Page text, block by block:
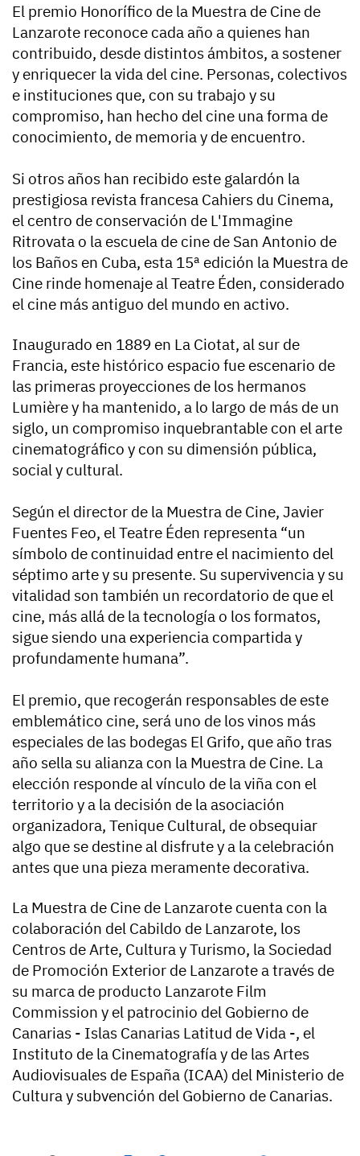
El premio Honorífico de la Muestra de Cine de
Lanzarote reconoce cada año a quienes han
contribuido, desde distintos ámbitos, a sostener
y enriquecer la vida del cine. Personas, colectivos
e instituciones que, con su trabajo y su
compromiso, han hecho del cine una forma de
conocimiento, de memoria y de encuentro.
Si otros años han recibido este galardón la
prestigiosa revista francesa Cahiers du Cinema,
el centro de conservación de L'Immagine
Ritrovata o la escuela de cine de San Antonio de
los Baños en Cuba, esta 15ª edición la Muestra de
Cine rinde homenaje al Teatre Éden, considerado
el cine más antiguo del mundo en activo.
Inaugurado en 1889 en La Ciotat, al sur de
Francia, este histórico espacio fue escenario de
las primeras proyecciones de los hermanos
Lumière y ha mantenido, a lo largo de más de un
siglo, un compromiso inquebrantable con el arte
cinematográfico y con su dimensión pública,
social y cultural.
Según el director de la Muestra de Cine, Javier
Fuentes Feo, el Teatre Éden representa “un
símbolo de continuidad entre el nacimiento del
séptimo arte y su presente. Su supervivencia y su
vitalidad son también un recordatorio de que el
cine, más allá de la tecnología o los formatos,
sigue siendo una experiencia compartida y
profundamente humana”.
El premio, que recogerán responsables de este
emblemático cine, será uno de los vinos más
especiales de las bodegas El Grifo, que año tras
año sella su alianza con la Muestra de Cine. La
elección responde al vínculo de la viña con el
territorio y a la decisión de la asociación
organizadora, Tenique Cultural, de obsequiar
algo que se destine al disfrute y a la celebración
antes que una pieza meramente decorativa.
La Muestra de Cine de Lanzarote cuenta con la
colaboración del Cabildo de Lanzarote, los
Centros de Arte, Cultura y Turismo, la Sociedad
de Promoción Exterior de Lanzarote a través de
su marca de producto Lanzarote Film
Commission y el patrocinio del Gobierno de
Canarias - Islas Canarias Latitud de Vida -, el
Instituto de la Cinematografía y de las Artes
Audiovisuales de España (ICAA) del Ministerio de
Cultura y subvención del Gobierno de Canarias.